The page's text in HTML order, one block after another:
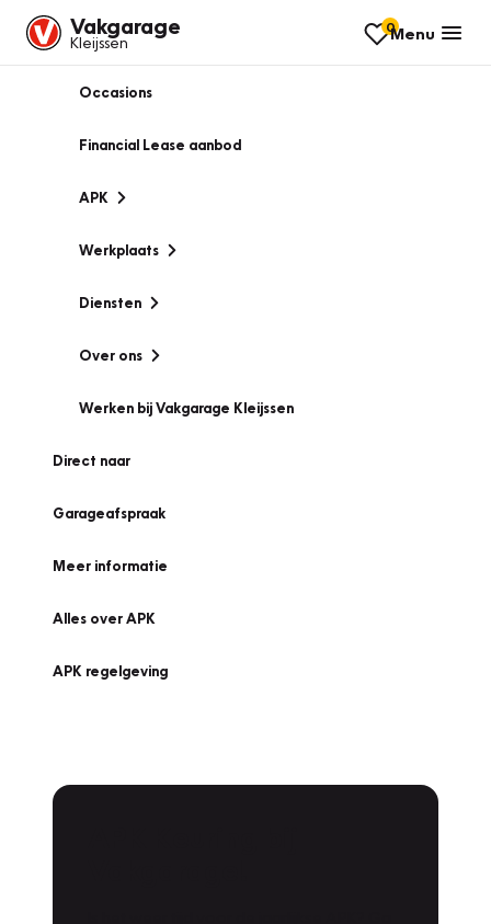
Vakgarage
Kleijssen
0Menu
Occasions
Financial Lease aanbod
APK
Werkplaats
Diensten
Over ons
Werken bij Vakgarage Kleijssen
Direct naar
Garageafspraak
Meer informatie
Alles over APK
APK regelgeving